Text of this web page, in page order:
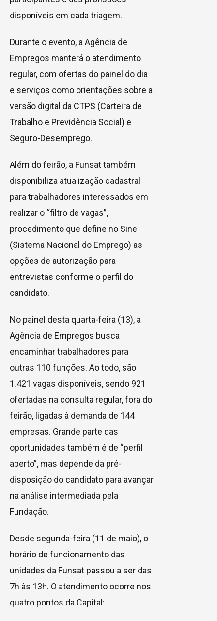
disponíveis em cada triagem.
Durante o evento, a Agência de
Empregos manterá o atendimento
regular, com ofertas do painel do dia
e serviços como orientações sobre a
versão digital da CTPS (Carteira de
Trabalho e Previdência Social) e
Seguro-Desemprego.
Além do feirão, a Funsat também
disponibiliza atualização cadastral
para trabalhadores interessados em
realizar o “filtro de vagas”,
procedimento que define no Sine
(Sistema Nacional do Emprego) as
opções de autorização para
entrevistas conforme o perfil do
candidato.
No painel desta quarta-feira (13), a
Agência de Empregos busca
encaminhar trabalhadores para
outras 110 funções. Ao todo, são
1.421 vagas disponíveis, sendo 921
ofertadas na consulta regular, fora do
feirão, ligadas à demanda de 144
empresas. Grande parte das
oportunidades também é de “perfil
aberto”, mas depende da pré-
disposição do candidato para avançar
na análise intermediada pela
Fundação.
Desde segunda-feira (11 de maio), o
horário de funcionamento das
unidades da Funsat passou a ser das
7h às 13h. O atendimento ocorre nos
quatro pontos da Capital: